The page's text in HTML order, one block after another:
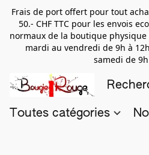
Frais de port offert pour tout
50.- CHF TTC pour les envois
normaux de la boutique
mardi au vendredi de 9h à
samedi de
Toutes catégories